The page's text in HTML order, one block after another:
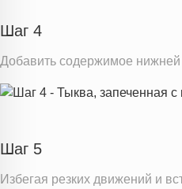
Шаг 4
Добавить содержимое нижней
Шаг 5
Избегая резких движений и